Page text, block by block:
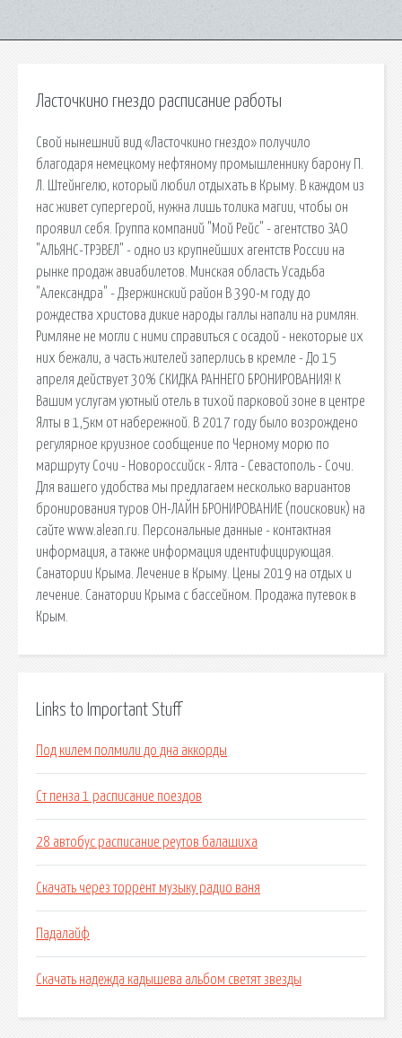
Ласточкино гнездо расписание работы
Свой нынешний вид «Ласточкино гнездо» получило
благодаря немецкому нефтяному промышленнику барону П.
Л. Штейнгелю, который любил отдыхать в Крыму. В каждом из
нас живет супергерой, нужна лишь толика магии, чтобы он
проявил себя. Группа компаний "Мой Рейс" - агентство ЗАО
"АЛЬЯНС-ТРЭВЕЛ" - одно из крупнейших агентств России на
рынке продаж авиабилетов. Минская область Усадьба
"Александра" - Дзержинский район В 390-м году до
pождества xристова дикие народы галлы напали на римлян.
Римляне не могли с ними справиться с осадой - некоторые их
них бежали, а часть жителей заперлись в кремле - До 15
апреля действует 30% СКИДКА РАННЕГО БРОНИРОВАНИЯ! К
Вашим услугам уютный отель в тихой парковой зоне в центре
Ялты в 1,5км от набережной. В 2017 году было возрождено
регулярное круизное сообщение по Черному морю по
маршруту Сочи - Новороссийск - Ялта - Севастополь - Сочи.
Для вашего удобства мы предлагаем несколько вариантов
бронирования туров ОН-ЛАЙН БРОНИРОВАНИЕ (поисковик) на
сайте www.alean.ru. Персональные данные - контактная
информация, а также информация идентифицирующая.
Санатории Крыма. Лечение в Крыму. Цены 2019 на отдых и
лечение. Санатории Крыма с бассейном. Продажа путевок в
Крым.
Links to Important Stuff
Под килем полмили до дна аккорды
Ст пенза 1 расписание поездов
28 автобус расписание реутов балашиха
Скачать через торрент музыку радио ваня
Падалайф
Скачать надежда кадышева альбом светят звезды